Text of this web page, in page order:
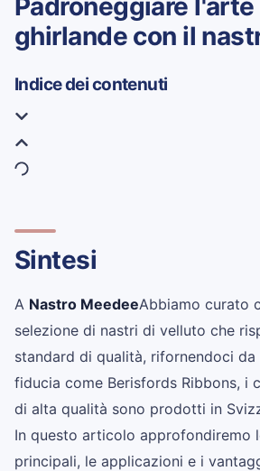
Padroneggiare
ghirlande con il
Indice dei contenuti
Sintesi
A Nastro MeedeeAbbiamo curato
selezione di nastri di velluto che
standard di qualità, rifornendoci
fiducia come Berisfords Ribbons, i
di alta qualità sono prodotti in
In questo articolo approfondiremo
principali, le applicazioni e i